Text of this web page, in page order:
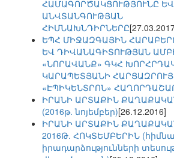
ՀԱՄԱԳՈՐԾԱԿՑՈՒԹՅՈՒՆԸ
ԱՆՎՏԱՆԳՈՒԹՅԱՆ
ՀԻՄՆԱԽՆԴԻՐՆԵՐԸ
ԵՊՀ ՄԻՋԱԶԳԱՅԻՆ
ԵՎ ԴԻՎԱՆԱԳԻՏՈՒԹՅԱՆ
«ՆՈՐԱՎԱՆՔ» ԳԿՀ
ԿԱՐԱՊԵՏՅԱՆԻ
«ԷՊԻԿԵՆՏՐՈՆ»
ԻՐԱՆԻ ԱՐՏԱՔԻՆ
(2016թ. նոյեմբեր)[26.12.2016]
ԻՐԱՆԻ ԱՐՏԱՔԻՆ
2016Թ. ՀՈԿՏԵՄԲԵՐԻՆ
իրադարձությունների